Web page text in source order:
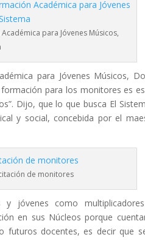
para Jóvenes Músicos,
para Jóvenes Músicos,
para los monitores es
Dijo, que lo que busca El
y social, concebida por el
de monitores
jóvenes como
en sus Núcleos porque
docentes, es decir que